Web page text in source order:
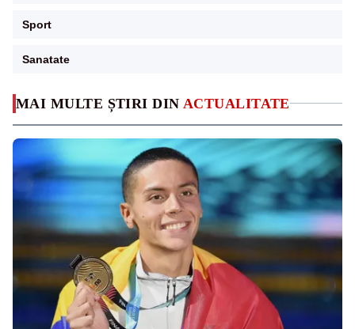
MAI MULTE ȘTIRI DIN ACTUALITATE
Sport
Sanatate